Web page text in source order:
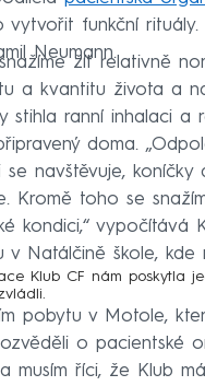
funkční
Neumann.
žít relativně
a kvantitu života a
stihla ranní inhalaci
doma.
se navštěvuje,
Kromě toho se
kondici,“ vypočítává
v Natálčině škole, kde
Klub CF nám poskytla
pobytu v Motole,
o pacientské
musím říci, že Klub